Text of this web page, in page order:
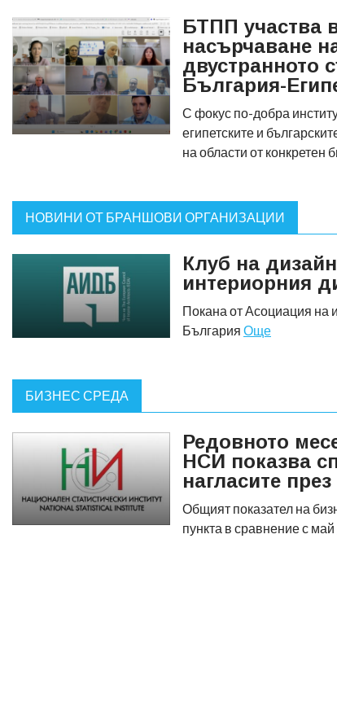
БТПП участва
насърчаване
двустранното
България-
С фокус по-добра
египетските и
на области от конкретен
НОВИНИ ОТ БРАНШОВИ ОРГАНИЗАЦИИ
Клуб на
интериорния
Покана от Асоциация на
България Още
БИЗНЕС СРЕДА
Редовното
НСИ показва
нагласите
Общият показател на
пункта в сравнение с май